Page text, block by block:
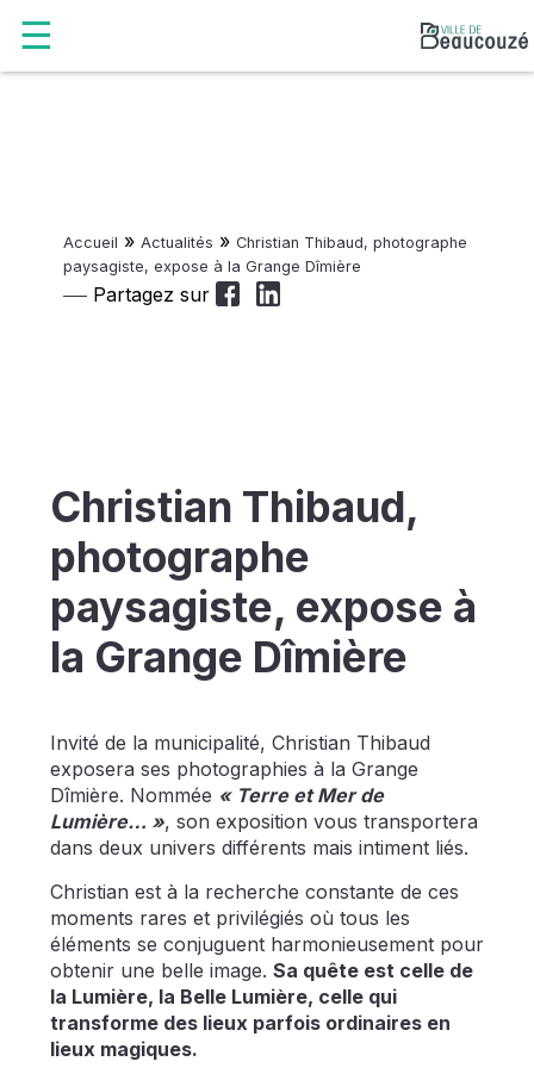
Accueil » Actualités » Christian Thibaud, photographe
paysagiste, expose à la Grange Dîmière
Partagez sur
Christian Thibaud,
photographe
paysagiste, expose à
la Grange Dîmière
Invité de la municipalité, Christian Thibaud
exposera ses photographies à la Grange
Dîmière. Nommée « Terre et Mer de
Lumière… », son exposition vous transportera
dans deux univers différents mais intiment liés.
Christian est à la recherche constante de ces
moments rares et privilégiés où tous les
éléments se conjuguent harmonieusement pour
obtenir une belle image. Sa quête est celle de
la Lumière, la Belle Lumière, celle qui
transforme des lieux parfois ordinaires en
lieux magiques.